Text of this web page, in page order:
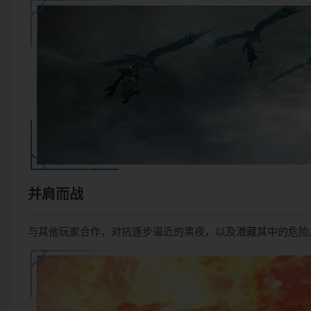
并肩而战
与其他玩家合作，对抗逐步逼近的黑夜，以及潜藏其中的危险